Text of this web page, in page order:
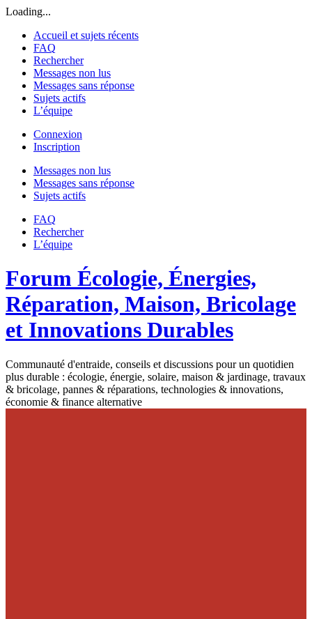
Loading...
Accueil et sujets récents
FAQ
Rechercher
Messages non lus
Messages sans réponse
Sujets actifs
L’équipe
Connexion
Inscription
Messages non lus
Messages sans réponse
Sujets actifs
FAQ
Rechercher
L’équipe
Forum Écologie, Énergies,
Réparation, Maison, Bricolage
et Innovations Durables
Communauté d'entraide, conseils et discussions pour un quotidien
plus durable : écologie, énergie, solaire, maison & jardinage, travaux
& bricolage, pannes & réparations, technologies & innovations,
économie & finance alternative